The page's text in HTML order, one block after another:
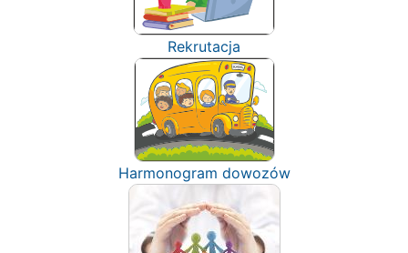
Rekrutacja
Harmonogram dowozów